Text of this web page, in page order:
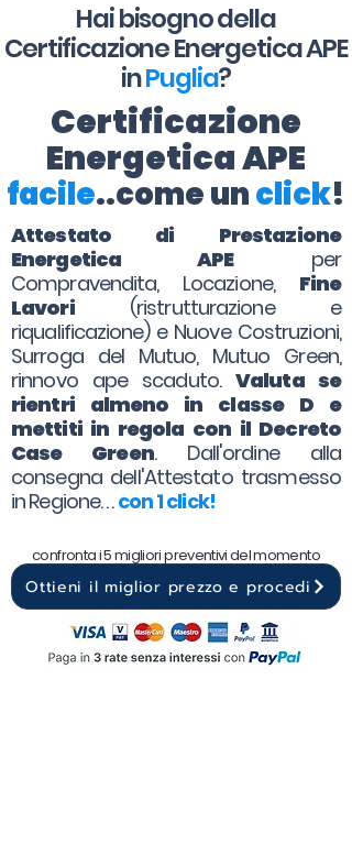
Hai bisogno della
Certificazione Energetica APE
inPuglia?
Certificazione
Energetica APE
facile..come unclick!
Attestato di Prestazione
Energetica APEper
Compravendita, Locazione, Fine
Lavori(ristrutturazione e
riqualificazione) e Nuove Costruzioni,
Surroga del Mutuo, Mutuo Green,
rinnovo ape scaduto.Valuta se
rientri almeno in classe D e
mettiti in regola con il Decreto
Case Green. Dall'ordine alla
consegna dell'Attestato trasmesso
in Regione. . .con 1 click!
confronta i 5 migliori preventivi del momento
Ottieni il miglior prezzo e procedi